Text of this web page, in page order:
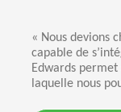
« Nous devions
capable de
Edwards
laquelle nous